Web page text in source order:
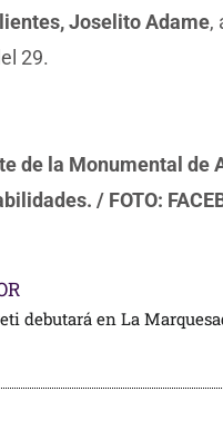
Joselito Adame,
29.
de la Monumental de
/ FOTO:
debutará en La